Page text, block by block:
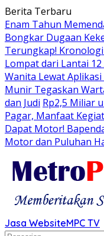
Langsung
ke
konten
Berita Terbaru
Enam Tahun
Bongkar Dugaan
Terungkap!
Lompat dari Lantai
Wanita Lewat Aplikasi
Munir Tegaskan
dan Judi Rp2,5 Miliar
Pagar, Manfaat
Dapat Motor!
Motor dan Puluhan
Jasa WebsiteMPC TV